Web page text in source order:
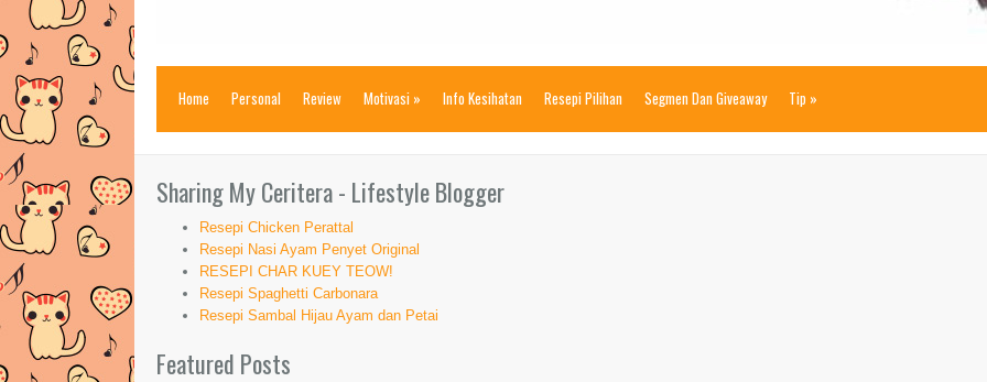
Home Personal Review Motivasi » Info Kesihatan Resepi Pilihan Segmen Dan Giveaway Tip »
Sharing My Ceritera - Lifestyle Blogger
Resepi Chicken Perattal
Resepi Nasi Ayam Penyet Original
RESEPI CHAR KUEY TEOW!
Resepi Spaghetti Carbonara
Resepi Sambal Hijau Ayam dan Petai
Featured Posts